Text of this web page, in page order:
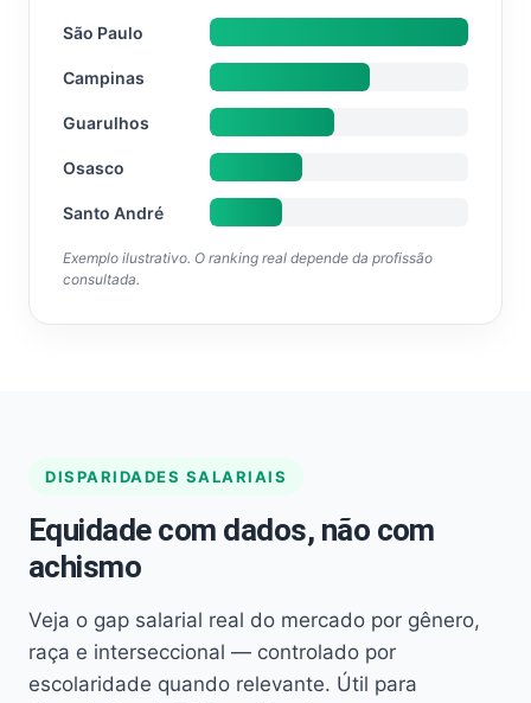
São Paulo
Campinas
Guarulhos
Osasco
Santo André
Exemplo ilustrativo. O ranking real depende da profissão
consultada.
DISPARIDADES SALARIAIS
Equidade com dados, não com
achismo
Veja o gap salarial real do mercado por gênero,
raça e interseccional — controlado por
escolaridade quando relevante. Útil para